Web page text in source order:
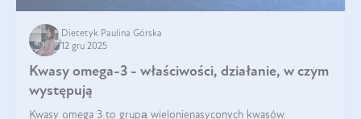
Dietetyk Paulina Górska
12 gru 2025
Kwasy omega-3 - właściwości, działanie, w czym
występują
Kwasy omega 3 to grupа wielonienasyconych kwasów